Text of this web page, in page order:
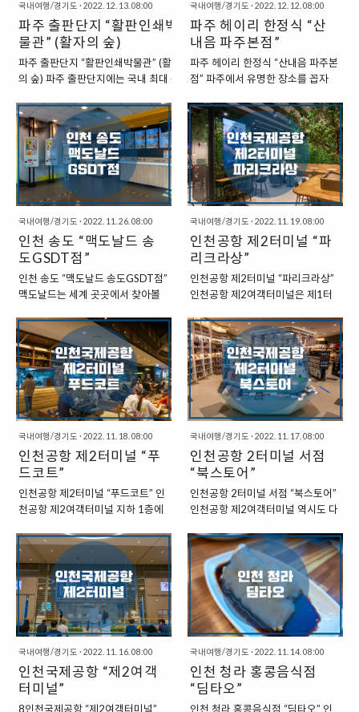
먹거리를 찾을 수 있는 곳이다. 바로
뒤쪽으로는 트리플스트리트와도 연
결이 되어 있고, 지하로 이동이 가능
하기 때문에, 날씨가 안 좋은 날에도
편리하게 이동이 가능하다는 장점
이 있다. 스트리트 츄러스는 송도 현
대아웃렛 지하 1층에서 찾을 수 있
는데, 조그마한 부스 형태로 되어 있
다. ”간단한 후식을 먹기에 좋은 곳“
츄러스는 카페라고 하기에도 애매
하고, 식사를 하..
는 것이 좋다. 이번에 방문한 ”히노
아지“라는 식당 역시도 송도 트리플
스트리트 지하 2층에 자리를 잡고
있는 식당가이다. ”인천 송도 트리
플스트리트 일본식 라면 : 히노아
있듯이, 이곳은 일본 음식을 판매하
고 있는 곳이다. 그중에서도 특히
”일본식 라면“을 판매하는 곳이다.
가격대는 정식을 기준으로 1인당
약 13,000원 정도로 맛볼 수 있는
데, 정식에는 일본식 라면과 밥..
국내여행/경기도 · 2022. 12. 13. 08:00
파주 출판단지 “활판인쇄박
물관” (활자의 숲)
파주 출판단지 “활판인쇄박물관” (활자
의 숲) 파주 출판단지에는 국내 최대 규
이름의 도서관으로 들어가기만 해도 그
규모에 압도되는 공간이다. 파주 지혜의
숲 :
https://theuranus.tistory.com/4698
파주 지혜의 숲은 2014년에 완공됨과
동시에 50여 만권의 장서를 보유하면
서, 국내 최대 규모의 도서관으로 등극
했다. 그리고, 약 2년 전, 지혜의 숲 지하
1층에는 “활판인쇄박물관” 역시도 개관
을 했다. “파주 활자의 숲 : 활판인쇄박
물관” 활지인쇄박물관은 다른 이름으로
는 “활자의 숲”이라는 이름으로 불리는
데, 이곳은 세계에서 가장 많은 활자를
보유한 곳으로 알려져 있다. 입장료는 3
천원이며, 체험료는 별도이다. 체험은
여러 가지가 있는데,..
국내여행/경기도 · 2022. 12. 12. 08:00
파주 헤이리 한정식 “산
내음 파주본점”
파주 헤이리 한정식 “산내음 파주본
점” 파주에서 유명한 장소를 꼽자
다. 헤이리 예술마을로 들어가는 입
구인 “성동사거리”를 중심으로, 프
로방스마을, 신세계 프리미엄 아웃
렛, 영어마을, 헤이리 예술마을로 이
동할 수 있다. 덕분에 성동사거리에
서는 다양한 식당을 찾을 수 있다.
정원을 갖추고 있는 대형 식당 등도
찾아볼 수 있는 곳이 바로 이곳이다.
“파주 성동사거리 : 산내음 파주본
점” 이번에 방문하게 된 곳은 성동
사거리에 위치하고 있는 한정식집
“산내음 파주본점”이다. 이곳은 정
갈한 음식을 판매하는 것으로 잘 알
려져 있다. 곤드레밥과 같은 건강식
위주의 식단을 판매하고 있는데, 주
말이 되면 파주로 여행을 오는 관광
객들로 붐비는 곳이다. “2층 매장”
매장은 2층에 자리를 잡..
국내여행/경기도 · 2022. 11. 26. 08:00
인천 송도 “맥도날드 송
도GSDT점”
인천 송도 “맥도날드 송도GSDT점”
맥도날드는 세계 곳곳에서 찾아볼
의 신도시인 송도에서도 맥도날드
매장을 찾을 수 있는데, 인천대입구
역과 지식정보단지역 사이에서 찾
을 수 있다. 그나마 가까운 지하철역
은 “인천대입구역”이라고 할 수 있
는데, 미추홀공원이 시작되는 지점
맞은 편에서 찾을 수 있다. “인천 송
도 맥도날드 송도GSDT점” 맥도날
드 송도점은 2층 규모로 이루어져
있는데, 좌측에는 스타벅스가 우측
에는 주유소가 있다. 송도에 있는 매
장이다 보니, 이곳 역시도 제법 큰
규모로 이루어져 있는 것을 볼 수 있
다. 2층으로 이루어져 있는 매장인
데, 아침 일찍 방문하니, 2층은 출입
이 막혀 있었고, 1층에서만 머물 수
있었다. “24시간 운영하는 매장” 맥
도날드는 24시간..
국내여행/경기도 · 2022. 11. 19. 08:00
인천공항 제2터미널 “파
리크라상”
인천공항 제2터미널 “파리크라상”
인천공항 제2여객터미널은 제1터
나19의 여파도 있겠지만, 기본적인
규모에서 1터미널에 비해서 작은
편이기도 하고, 그에 맞추어 유동인
구 역시도 그다지 많지 않은 것 같은
느낌이 든다. “인천공항 제2여객터
미널 : 파리크라상” 인천공항 제2터
미널 지하 1층에서는 “한식미담
길”이라는 이름의 푸드코트를 찾을
수 있고, 그 맞은편에서는 카페를 찾
을 수 있기도 하다. “파리크라상”이
자리를 잡고 있는데, 원래는 다른 카
페들과 공간을 같이 사용했던 것 같
은데, 지금은 다른 카페는 간판만 보
일 뿐, 주문을 할 수는 없는 모습이
었다. 아마도 지금 현재 잠시 앉았다
가 쉬어갈 수 있는 제2터미널에 있
는 카페로는 이곳이 유일하지 않을
까 하는 생각이 들었다...
국내여행/경기도 · 2022. 11. 18. 08:00
인천공항 제2터미널 “푸
드코트”
인천공항 제2터미널 “푸드코트” 인
천공항 제2여객터미널 지하 1층에
코트가 있다. 공항철도를 타고 공항
으로 들어오는 경우라면, 아주 쉽게
찾을 수 있는 곳이다. “인천공항 제2
여객터미널 : 한식미담길” 한식미담
길이라는 이름의 푸드코트에서는
다양한 음식을 한 곳에서 맛볼 수 있
다는 장점이 있기도 하다. 여러 곳의
식당가를 한 곳에서 찾을 수 있기 때
문인데, 가격은 적당한 편으로, 1인
당 약 10,000원 정도를 생각하면
한끼 식사를 해결할 수 있다. “한식
국내여행/경기도 · 2022. 11. 17. 08:00
인천공항 2터미널 서점
“북스토어”
인천공항 2터미널 서점 “북스토어”
인천공항 제2여객터미널 역시도 다
한 물품을 판매하는 매장들을 찾아
볼 수 있다. 출발층인 3층에서는 서
점인 “북스토어(Book Store)”를 찾
을 수 있기도 하다. “인천공항 제2터
미널 서점 : 북스토어” 인천공항에
서 찾아볼 수 있는 서점인 “Book
Store”는 말 그대로 책을 판매하고
있는 서점이다. 하지만, 다른 서점도
그렇듯이, 공항에서 볼 수 있는 “북
스토어” 역시도 책만 판매하고 있는
것이 아닌, 다양한 잡화도 함께 판매
국내여행/경기도 · 2022. 11. 16. 08:00
인천국제공항 “제2여객
터미널”
8인천국제공항 “제2여객터미널”
국내여행/경기도 · 2022. 11. 14. 08:00
인천 청라 홍콩음식점
“딤타오”
인천 청라 홍콩음식점 “딤타오” 인